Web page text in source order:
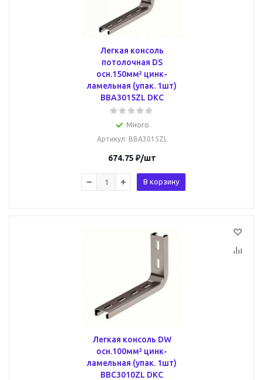
Легкая консоль
потолочная DS
осн.150мм² цинк-
ламельная (упак. 1шт)
BBA3015ZL DKC
Много
Артикул: BBA3015ZL
674.75 ₽/шт
В корзину
Легкая консоль DW
осн.100мм² цинк-
ламельная (упак. 1шт)
BBC3010ZL DKC